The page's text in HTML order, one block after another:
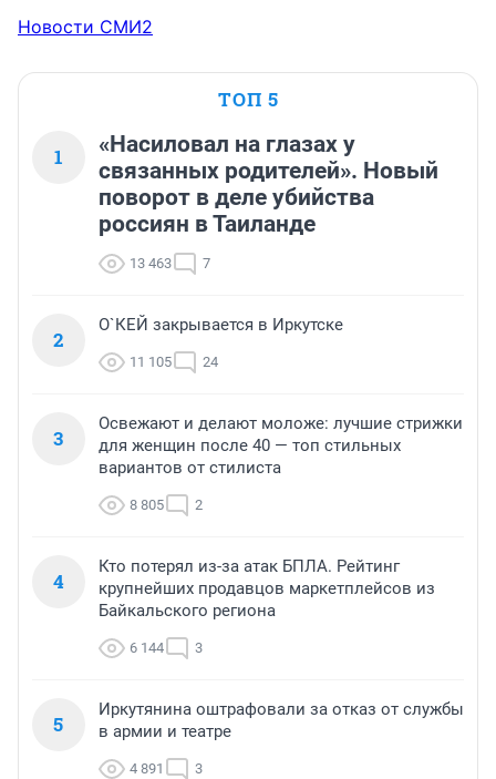
Новости СМИ2
ТОП 5
1
«Насиловал на глазах у
связанных родителей». Новый
поворот в деле убийства
россиян в Таиланде
13 463 7
2
О`КЕЙ закрывается в Иркутске
11 105 24
3
Освежают и делают моложе: лучшие стрижки
для женщин после 40 — топ стильных
вариантов от стилиста
8 805 2
4
Кто потерял из-за атак БПЛА. Рейтинг
крупнейших продавцов маркетплейсов из
Байкальского региона
6 144 3
5
Иркутянина оштрафовали за отказ от службы
в армии и театре
4 891 3